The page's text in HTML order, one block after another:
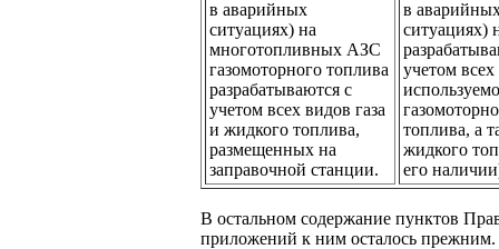
в аварийных
ситуациях) на
многотопливных АЗС
газомоторного топлива
разрабатываются с
учетом всех видов газа
и жидкого топлива,
размещенных на
заправочной станции.
в
ситуациях)
учетом
топлива, а
жидкого
его
В остальном содержание пунктов
приложений к ним осталось прежним.